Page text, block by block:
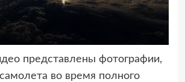
представлены фотографии,
во время полного